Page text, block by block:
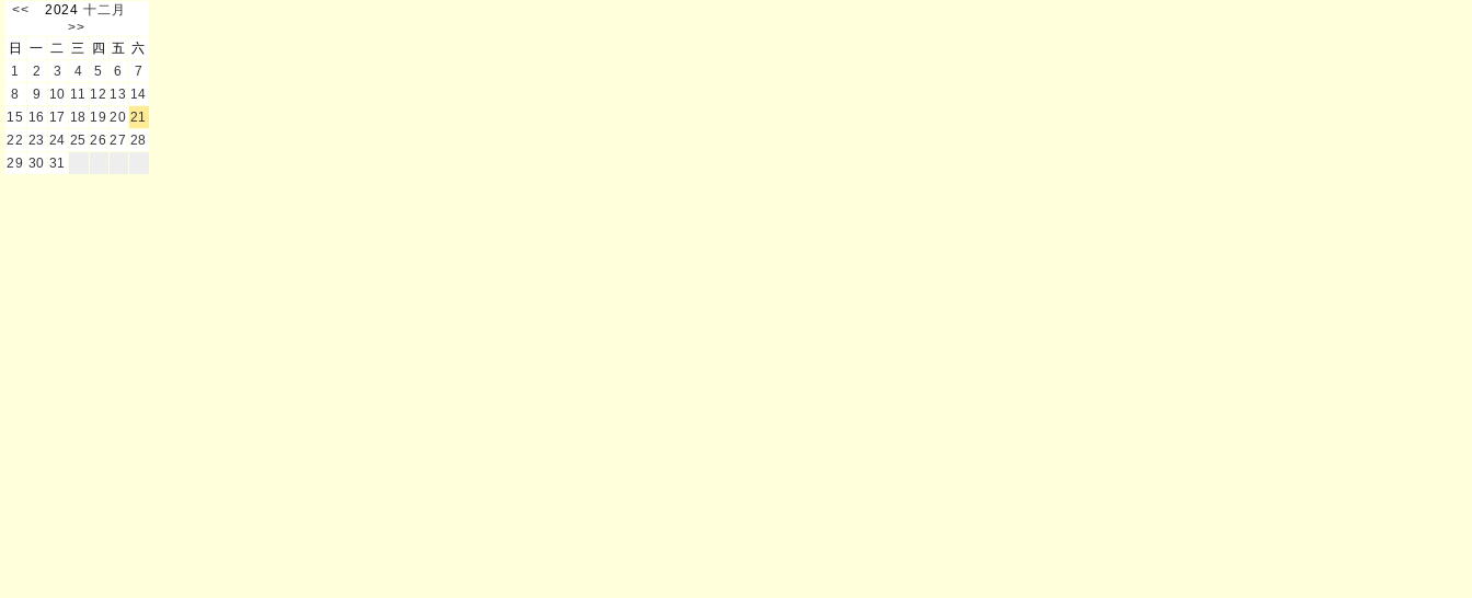
<< 2024十二月
>>
日
一 二 三 四 五 六
1
2 3 4 5 6
7
8
9 10 11 12 13 14
15 16 17 18 19 20 21
22 23 24 25 26 27 28
29 30 31